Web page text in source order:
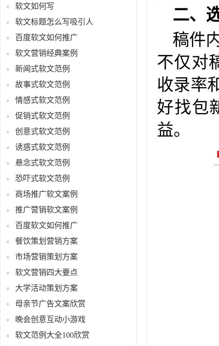
软文如何写
软文标题怎么写吸引人
百度软文如何推广
软文营销经典案例
新闻式软文范例
故事式软文范例
情感式软文范例
促销式软文范例
创意式软文范例
诱惑式软文范例
悬念式软文范例
恐吓式软文范例
商场推广软文案例
推广营销软文案例
百度软文如何推广
餐饮策划营销方案
市场营销策划方案
软文营销四大要点
大学活动策划方案
母亲节广告文案欣赏
晚会创意互动小游戏
软文范例大全100欣赏
二、
稿件
不仅对
收录率
好找包
益。